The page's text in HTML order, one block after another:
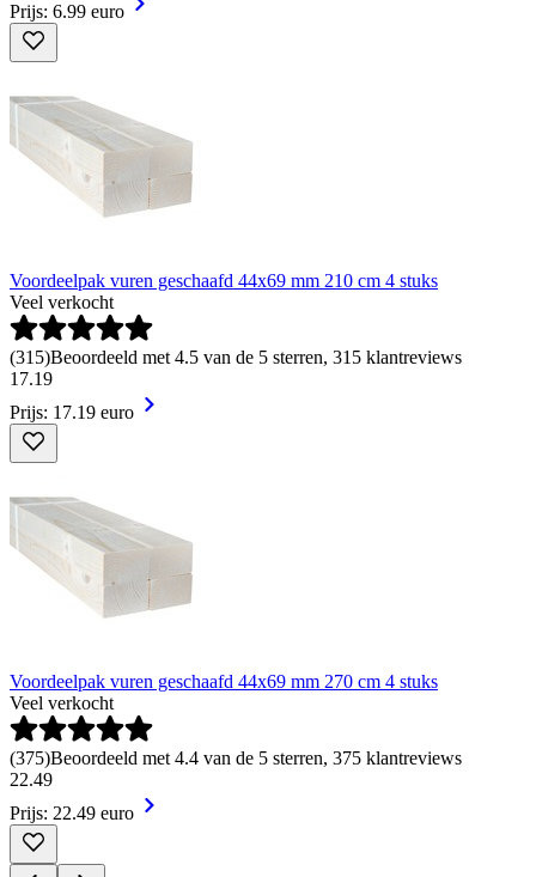
Prijs: 6.99 euro
Voordeelpak vuren geschaafd 44x69 mm 210 cm 4 stuks
Veel verkocht
(315)Beoordeeld met 4.5 van de 5 sterren, 315 klantreviews
17.19
Prijs: 17.19 euro
Voordeelpak vuren geschaafd 44x69 mm 270 cm 4 stuks
Veel verkocht
(375)Beoordeeld met 4.4 van de 5 sterren, 375 klantreviews
22.49
Prijs: 22.49 euro